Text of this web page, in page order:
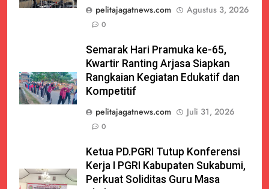
pelitajagatnews.com
Agustus 3, 2026
0
Semarak Hari Pramuka ke-65,
Kwartir Ranting Arjasa Siapkan
Rangkaian Kegiatan Edukatif dan
Kompetitif
pelitajagatnews.com
Juli 31, 2026
0
Ketua PD.PGRI Tutup Konferensi
Kerja I PGRI Kabupaten Sukabumi,
Perkuat Soliditas Guru Masa